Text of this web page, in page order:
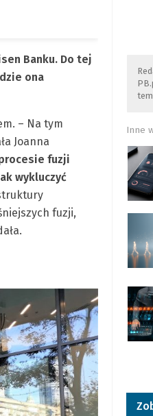
Banku. Do tej
ona
– Na tym
Joanna
fuzji
wykluczyć
fuzji,
Inne